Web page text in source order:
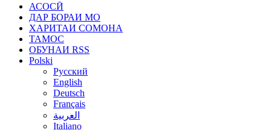
АСОСӢ
ДАР БОРАИ МО
ХАРИТАИ СОМОНА
ТАМОС
ОБУНАИ RSS
Polski
Русский
English
Deutsch
Français
العربية
Italiano